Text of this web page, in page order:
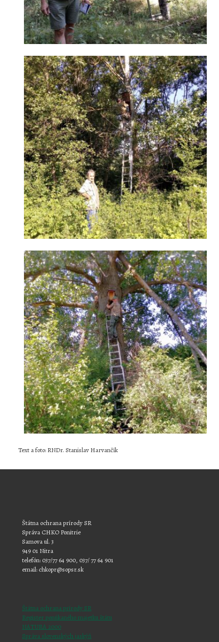
Text a foto: RNDr. Stanislav Harvančík
Štátna ochrana prírody SR
Správa CHKO Ponitrie
Samova ul. 3
949 01 Nitra
telefón: 037/77 64 900, 037/ 77 64 901
email: chkopr@sopsr.sk
Štátna ochrana prírody SR
Register ponúkaného majetku štátu
NATURA 2000
Správa slovenských jaskýň